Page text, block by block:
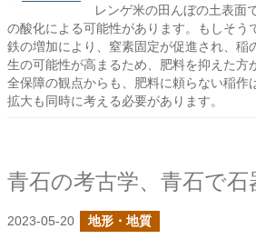
レンゲ米の田んぼの土表面
の酸化による可能性があります。もしそう
鉄の増加により、窒素固定が促進され、稲
生の可能性が高まるため、肥料を抑えた方
全保障の観点からも、肥料に頼らない稲作
拡大も同時に考える必要があります。
2023-05-20 地形・地質